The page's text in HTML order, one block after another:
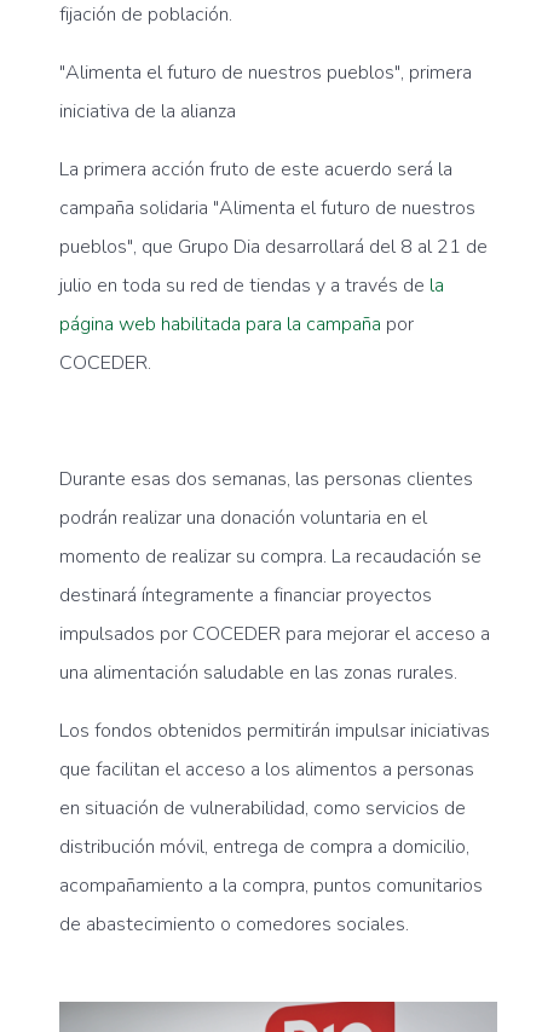
fijación de población.
"Alimenta el futuro de nuestros pueblos", primera
iniciativa de la alianza
La primera acción fruto de este acuerdo será la
campaña solidaria "Alimenta el futuro de nuestros
pueblos", que Grupo Dia desarrollará del 8 al 21 de
julio en toda su red de tiendas y a través de la
página web habilitada para la campaña por
COCEDER.
Durante esas dos semanas, las personas clientes
podrán realizar una donación voluntaria en el
momento de realizar su compra. La recaudación se
destinará íntegramente a financiar proyectos
impulsados por COCEDER para mejorar el acceso a
una alimentación saludable en las zonas rurales.
Los fondos obtenidos permitirán impulsar iniciativas
que facilitan el acceso a los alimentos a personas
en situación de vulnerabilidad, como servicios de
distribución móvil, entrega de compra a domicilio,
acompañamiento a la compra, puntos comunitarios
de abastecimiento o comedores sociales.